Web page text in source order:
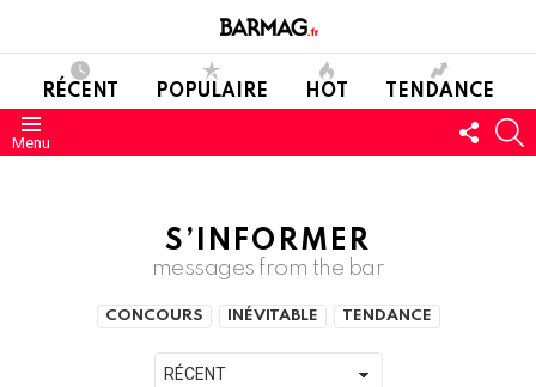
RÉCENT POPULAIRE HOT TENDANCE
Menu
NOUS
S’INFORMER
messages from the bar
CONCOURS INÉVITABLE TENDANCE